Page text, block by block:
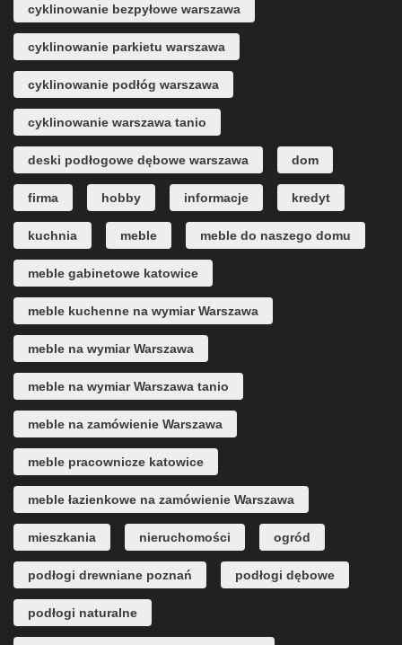
cyklinowanie bezpyłowe warszawa
cyklinowanie parkietu warszawa
cyklinowanie podłóg warszawa
cyklinowanie warszawa tanio
deski podłogowe dębowe warszawa dom
firma hobby informacje kredyt
kuchnia meble meble do naszego domu
meble gabinetowe katowice
meble kuchenne na wymiar Warszawa
meble na wymiar Warszawa
meble na wymiar Warszawa tanio
meble na zamówienie Warszawa
meble pracownicze katowice
meble łazienkowe na zamówienie Warszawa
mieszkania nieruchomości ogród
podłogi drewniane poznań podłogi dębowe
podłogi naturalne